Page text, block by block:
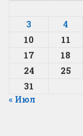
3
4
10
11
17
18
24
25
31
« Июл